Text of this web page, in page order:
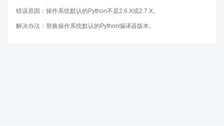
错误原因：操作系统默认的Python不是2.6.X或2.7.X。
解决办法：替换操作系统默认的Python编译器版本。